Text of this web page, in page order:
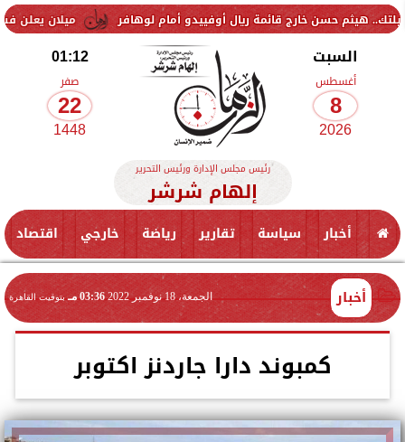
ميلان يعلن فسخ عقد خارج قائمة ريال أوفييدو أمام لوهافر
السبت
أغسطس
8
2026
01:12
صفر
22
1448
رئيس مجلس الإدارة ورئيس التحرير
إلهام شرشر
أخبار سياسة تقارير رياضة خارجي اقتصاد
أخبار الجمعة، 18 نوفمبر 2022 03:36 مـ بتوقيت القاهرة
كمبوند دارا جاردنز اكتوبر